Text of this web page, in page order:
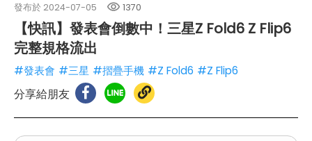
發布於 2024-07-05 1370
【快訊】發表會倒數中！三星Z Fold6 Z Flip6
完整規格流出
#發表會 #三星 #摺疊手機 #Z Fold6 #Z Flip6
分享給朋友